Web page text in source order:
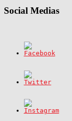
Social Medias